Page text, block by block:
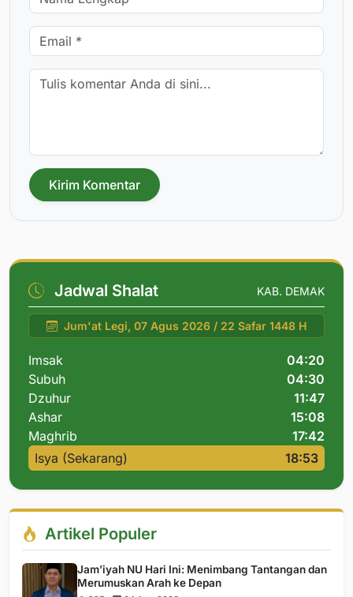
Kirim Komentar
Jadwal Shalat KAB. DEMAK
Jum'at Legi, 07 Agus 2026 / 22 Safar 1448 H
Imsak
04:20
Subuh
04:30
Dzuhur
11:47
Ashar
15:08
Maghrib
17:42
Isya (Sekarang)
18:53
Artikel Populer
Jam’iyah NU Hari Ini: Menimbang Tantangan dan
Merumuskan Arah ke Depan